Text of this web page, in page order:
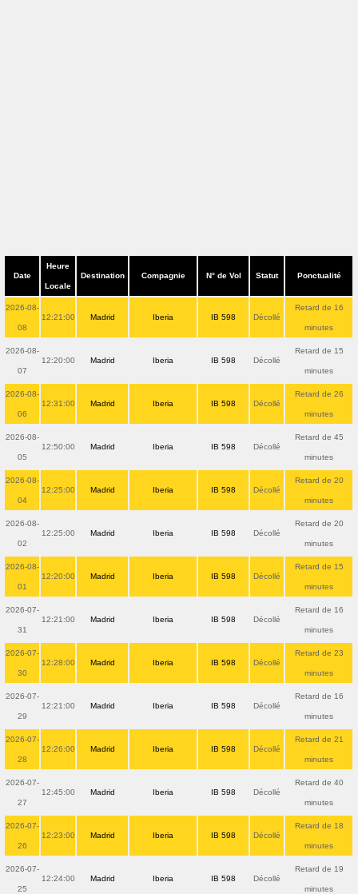
Date
Heure
Locale
Destination Compagnie N° de Vol Statut Ponctualité
2026-08-
08
12:21:00 Madrid Iberia IB 598 Décollé
Retard de 16
minutes
2026-08-
07
12:20:00 Madrid Iberia IB 598 Décollé
Retard de 15
minutes
2026-08-
06
12:31:00 Madrid Iberia IB 598 Décollé
Retard de 26
minutes
2026-08-
05
12:50:00 Madrid Iberia IB 598 Décollé
Retard de 45
minutes
2026-08-
04
12:25:00 Madrid Iberia IB 598 Décollé
Retard de 20
minutes
2026-08-
02
12:25:00 Madrid Iberia IB 598 Décollé
Retard de 20
minutes
2026-08-
01
12:20:00 Madrid Iberia IB 598 Décollé
Retard de 15
minutes
2026-07-
31
12:21:00 Madrid Iberia IB 598 Décollé
Retard de 16
minutes
2026-07-
30
12:28:00 Madrid Iberia IB 598 Décollé
Retard de 23
minutes
2026-07-
29
12:21:00 Madrid Iberia IB 598 Décollé
Retard de 16
minutes
2026-07-
28
12:26:00 Madrid Iberia IB 598 Décollé
Retard de 21
minutes
2026-07-
27
12:45:00 Madrid Iberia IB 598 Décollé
Retard de 40
minutes
2026-07-
26
12:23:00 Madrid Iberia IB 598 Décollé
Retard de 18
minutes
2026-07-
25
12:24:00 Madrid Iberia IB 598 Décollé
Retard de 19
minutes